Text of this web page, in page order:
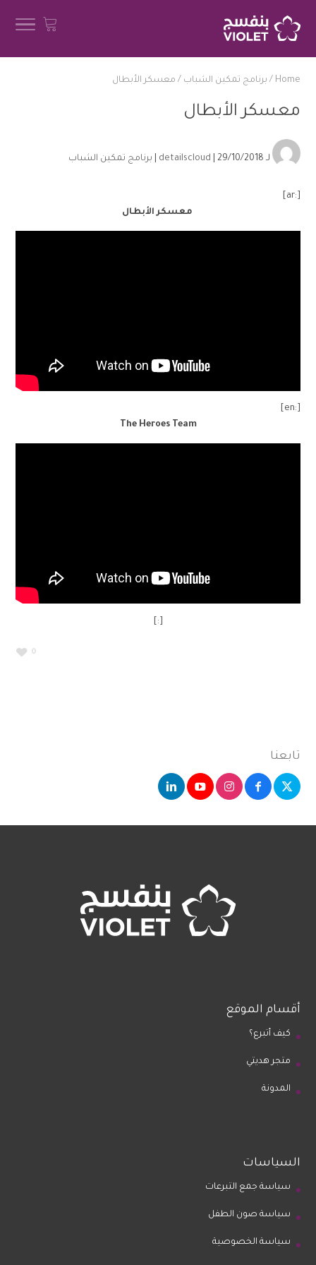
Home
/ برنامج تمكين الشباب / معسكر الأبطال
معسكر الأبطال
لـ detailscloud | 29/10/2018 | برنامج تمكين الشباب
[:ar]
معسكر الأبطال
[:en]
The Heroes Team
[:]
0
تابعنا
أقسام الموقع
كيف أتبرع؟
متجر هديتي
المدونة
السياسات
سياسة جمع التبرعات
سياسة صون الطفل
سياسة الخصوصية